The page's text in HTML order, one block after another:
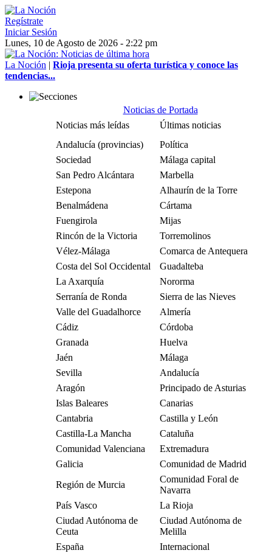
Regístrate
Iniciar Sesión
Lunes, 10 de Agosto de 2026 - 2:22 pm
La Noción | Rioja presenta su oferta turística y conoce las
tendencias...
Noticias de Portada
Noticias más leídas
Últimas noticias
Andalucía (provincias)
Política
Sociedad
Málaga capital
San Pedro Alcántara
Marbella
Estepona
Alhaurín de la Torre
Benalmádena
Cártama
Fuengirola
Mijas
Rincón de la Victoria
Torremolinos
Vélez-Málaga
Comarca de Antequera
Costa del Sol Occidental
Guadalteba
La Axarquía
Nororma
Serranía de Ronda
Sierra de las Nieves
Valle del Guadalhorce
Almería
Cádiz
Córdoba
Granada
Huelva
Jaén
Málaga
Sevilla
Andalucía
Aragón
Principado de Asturias
Islas Baleares
Canarias
Cantabria
Castilla y León
Castilla-La Mancha
Cataluña
Comunidad Valenciana
Extremadura
Galicia
Comunidad de Madrid
Región de Murcia
Comunidad Foral de
Navarra
País Vasco
La Rioja
Ciudad Autónoma de
Ceuta
Ciudad Autónoma de
Melilla
España
Internacional